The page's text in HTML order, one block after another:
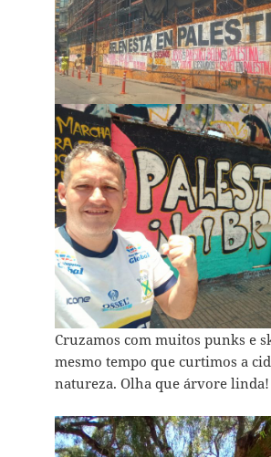
Cruzamos com muitos punks e
mesmo tempo que curtimos a
natureza. Olha que árvore linda!